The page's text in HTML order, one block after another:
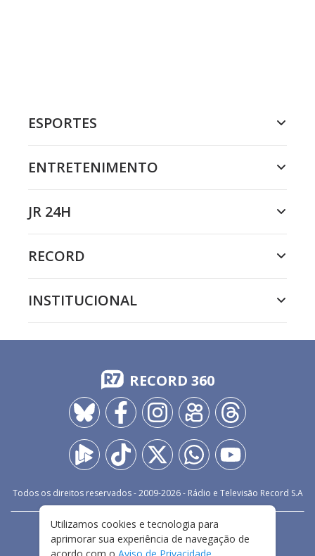
ESPORTES
ENTRETENIMENTO
JR 24H
RECORD
INSTITUCIONAL
RECORD 360
Todos os direitos reservados - 2009-2026- Rádio e Televisão Record S.A
FALE CONOSCO
PRIVACIDADE
TERMOS E CONDIÇÕES DE USO
Utilizamos cookies e tecnologia para
aprimorar sua experiência de navegação de